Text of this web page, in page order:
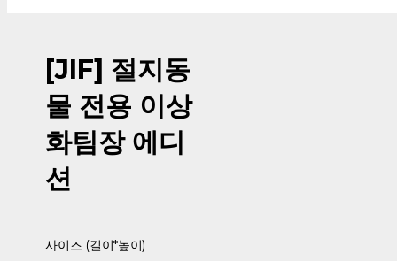
[JIF] 절지동
물 전용 이상
화팀장 에디
션
사이즈 (길이*높이)